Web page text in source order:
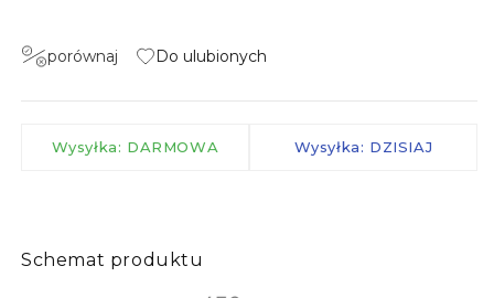
porównaj Do ulubionych
Wysyłka: DARMOWA Wysyłka: DZISIAJ
Schemat produktu